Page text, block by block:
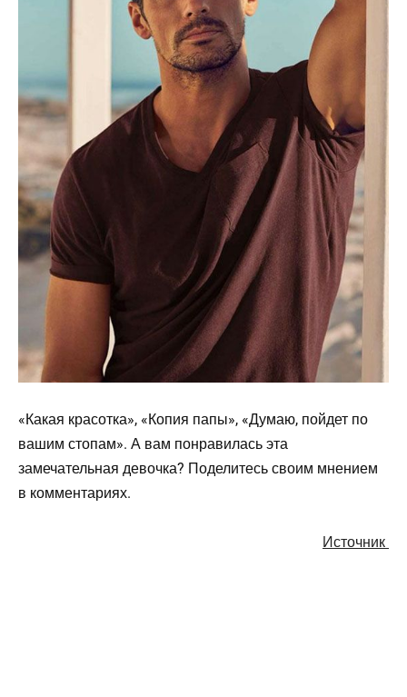
«Какая красотка», «Копия папы», «Думаю, пойдет по
вашим стопам». А вам понравилась эта
замечательная девочка? Поделитесь своим мнением
в комментариях.
Источник